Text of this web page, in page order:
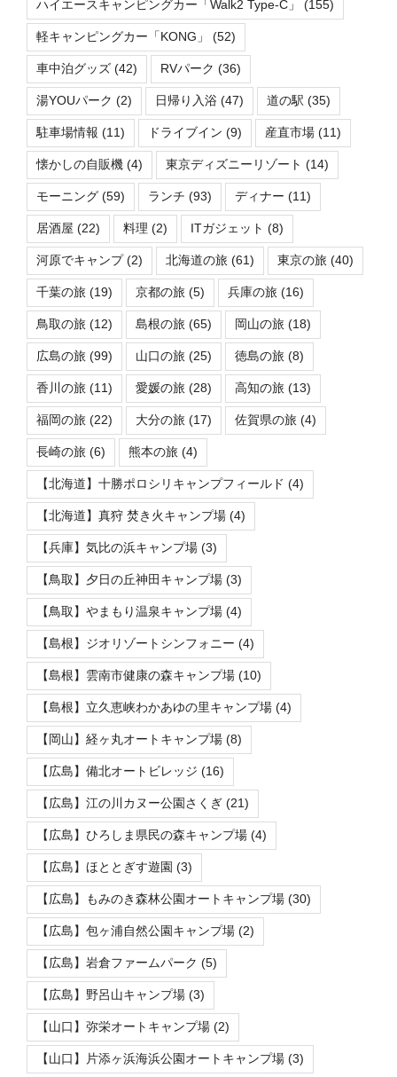
ハイエースキャンピングカー「Walk2 Type-C」 (155)
軽キャンピングカー「KONG」 (52)
車中泊グッズ (42) RVパーク (36)
湯YOUパーク (2) 日帰り入浴 (47) 道の駅 (35)
駐車場情報 (11) ドライブイン (9) 産直市場 (11)
懐かしの自販機 (4) 東京ディズニーリゾート (14)
モーニング (59) ランチ (93) ディナー (11)
居酒屋 (22) 料理 (2) ITガジェット (8)
河原でキャンプ(2) 北海道の旅 (61) 東京の旅 (40)
千葉の旅 (19) 京都の旅 (5) 兵庫の旅 (16)
鳥取の旅 (12) 島根の旅 (65) 岡山の旅 (18)
広島の旅 (99) 山口の旅 (25) 徳島の旅 (8)
香川の旅 (11) 愛媛の旅 (28) 高知の旅 (13)
福岡の旅 (22) 大分の旅 (17) 佐賀県の旅 (4)
長崎の旅 (6) 熊本の旅 (4)
【北海道】十勝ポロシリキャンプフィールド (4)
【北海道】真狩 焚き火キャンプ場 (4)
【兵庫】気比の浜キャンプ場 (3)
【鳥取】夕日の丘神田キャンプ場 (3)
【鳥取】やまもり温泉キャンプ場 (4)
【島根】ジオリゾートシンフォニー (4)
【島根】雲南市健康の森キャンプ場 (10)
【島根】立久恵峡わかあゆの里キャンプ場 (4)
【岡山】経ヶ丸オートキャンプ場 (8)
【広島】備北オートビレッジ (16)
【広島】江の川カヌー公園さくぎ (21)
【広島】ひろしま県民の森キャンプ場 (4)
【広島】ほととぎす遊園 (3)
【広島】もみのき森林公園オートキャンプ場 (30)
【広島】包ヶ浦自然公園キャンプ場 (2)
【広島】岩倉ファームパーク (5)
【広島】野呂山キャンプ場 (3)
【山口】弥栄オートキャンプ場 (2)
【山口】片添ヶ浜海浜公園オートキャンプ場 (3)